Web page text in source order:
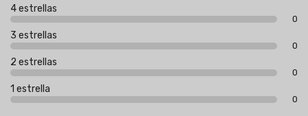
4 estrellas
0
3 estrellas
0
2 estrellas
0
1 estrella
0